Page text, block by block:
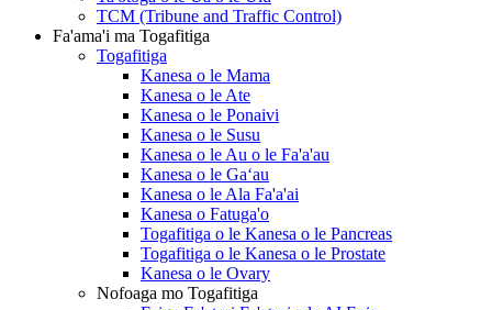
TCM (Tribune and Traffic Control)
Fa'ama'i ma Togafitiga
Togafitiga
Kanesa o le Mama
Kanesa o le Ate
Kanesa o le Ponaivi
Kanesa o le Susu
Kanesa o le Au o le Fa'a'au
Kanesa o le Gaʻau
Kanesa o le Ala Fa'a'ai
Kanesa o Fatuga'o
Togafitiga o le Kanesa o le Pancreas
Togafitiga o le Kanesa o le Prostate
Kanesa o le Ovary
Nofoaga mo Togafitiga